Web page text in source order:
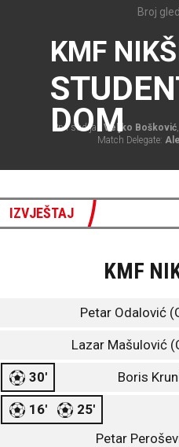
Broj
KMF
DOM
Prvi sudija : Veljko Bošković
Match Delegate:
IZVJEŠTAJ
KMF
Petar Odalović
Lazar Mašulović
30' Boris
16'
25'
Petar